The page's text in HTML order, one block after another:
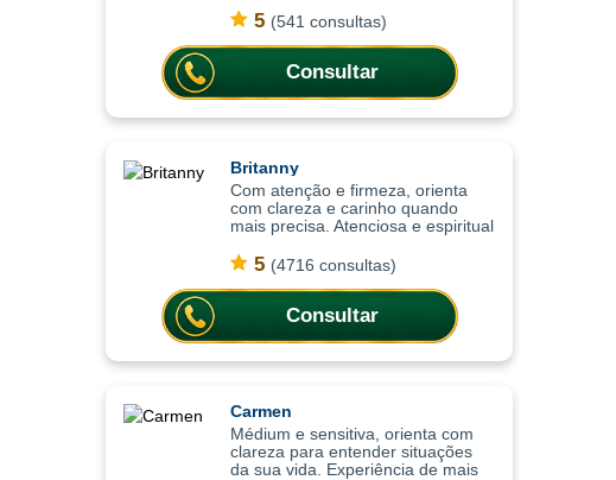
consultas ajudam a compreender
situações, trazer mais leveza
emocional
5 (541 consultas)
Consultar
Britanny
Com atenção e firmeza, orienta
com clareza e carinho quando
mais precisa. Atenciosa e espiritual
consultas ajudam a compreender
situações com mais clareza,
oferecendo or
5 (4716 consultas)
Consultar
Carmen
Médium e sensitiva, orienta com
clareza para entender situações
da sua vida. Experiência de mais